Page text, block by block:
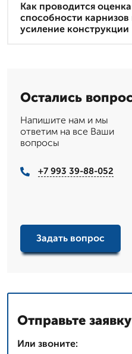
Как проводится
способности карнизов
усиление конструкции
Остались
Напишите нам и мы
ответим на все Ваши
вопросы
+7 993 39-88-052
Задать вопрос
Отправьте заявку
Или звоните: